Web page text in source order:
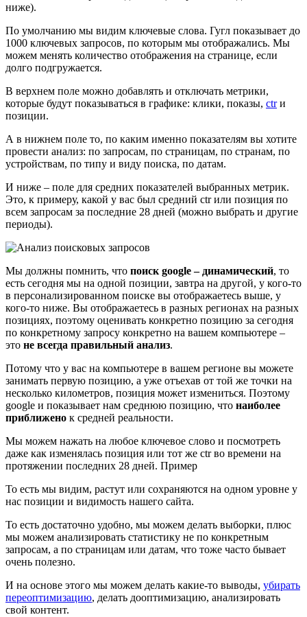
ниже).
По умолчанию мы видим ключевые слова. Гугл показывает до
1000 ключевых запросов, по которым мы отображались. Мы
можем менять количество отображения на странице, если
долго подгружается.
В верхнем поле можно добавлять и отключать метрики,
которые будут показываться в графике: клики, показы, ctrи
позиции.
А в нижнем поле то, по каким именно показателям вы хотите
провести анализ: по запросам, по страницам, по странам, по
устройствам, по типу и виду поиска, по датам.
И ниже – поле для средних показателей выбранных метрик.
Это, к примеру, какой у вас был средний ctr или позиция по
всем запросам за последние 28 дней (можно выбрать и другие
периоды).
Мы должны помнить, что поиск google – динамический, то
есть сегодня мы на одной позиции, завтра на другой, у кого-то
в персонализированном поиске вы отображаетесь выше, у
кого-то ниже. Вы отображаетесь в разных регионах на разных
позициях, поэтому оценивать конкретно позицию за сегодня
по конкретному запросу конкретно на вашем компьютере –
это не всегда правильный анализ.
Потому что у вас на компьютере в вашем регионе вы можете
занимать первую позицию, а уже отъехав от той же точки на
несколько километров, позиция может измениться. Поэтому
google и показывает нам среднюю позицию, что наиболее
приближено к средней реальности.
Мы можем нажать на любое ключевое слово и посмотреть
даже как изменялась позиция или тот же ctr во времени на
протяжении последних 28 дней. Пример
То есть мы видим, растут или сохраняются на одном уровне у
нас позиции и видимость нашего сайта.
То есть достаточно удобно, мы можем делать выборки, плюс
мы можем анализировать статистику не по конкретным
запросам, а по страницам или датам, что тоже часто бывает
очень полезно.
И на основе этого мы можем делать какие-то выводы, убирать
переоптимизацию, делать дооптимизацию, анализировать
свой контент.